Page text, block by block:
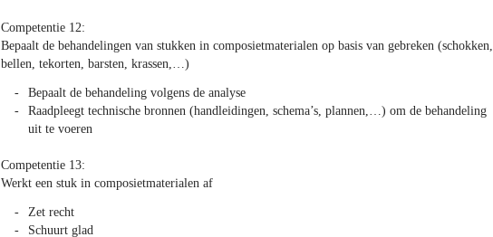
Competentie 12:
Bepaalt de behandelingen van stukken in composietmaterialen op basis van gebreken (schokken,
bellen, tekorten, barsten, krassen,…)
Bepaalt de behandeling volgens de analyse
Raadpleegt technische bronnen (handleidingen, schema’s, plannen,…) om de behandeling
uit te voeren
Competentie 13:
Werkt een stuk in composietmaterialen af
Zet recht
Schuurt glad